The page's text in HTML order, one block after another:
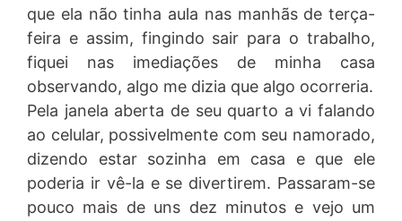
que ela não tinha aula nas manhãs de terça-
feira e assim, fingindo sair para o trabalho,
fiquei nas imediações de minha casa
observando, algo me dizia que algo ocorreria.
Pela janela aberta de seu quarto a vi falando
ao celular, possivelmente com seu namorado,
dizendo estar sozinha em casa e que ele
poderia ir vê-la e se divertirem. Passaram-se
pouco mais de uns dez minutos e vejo um